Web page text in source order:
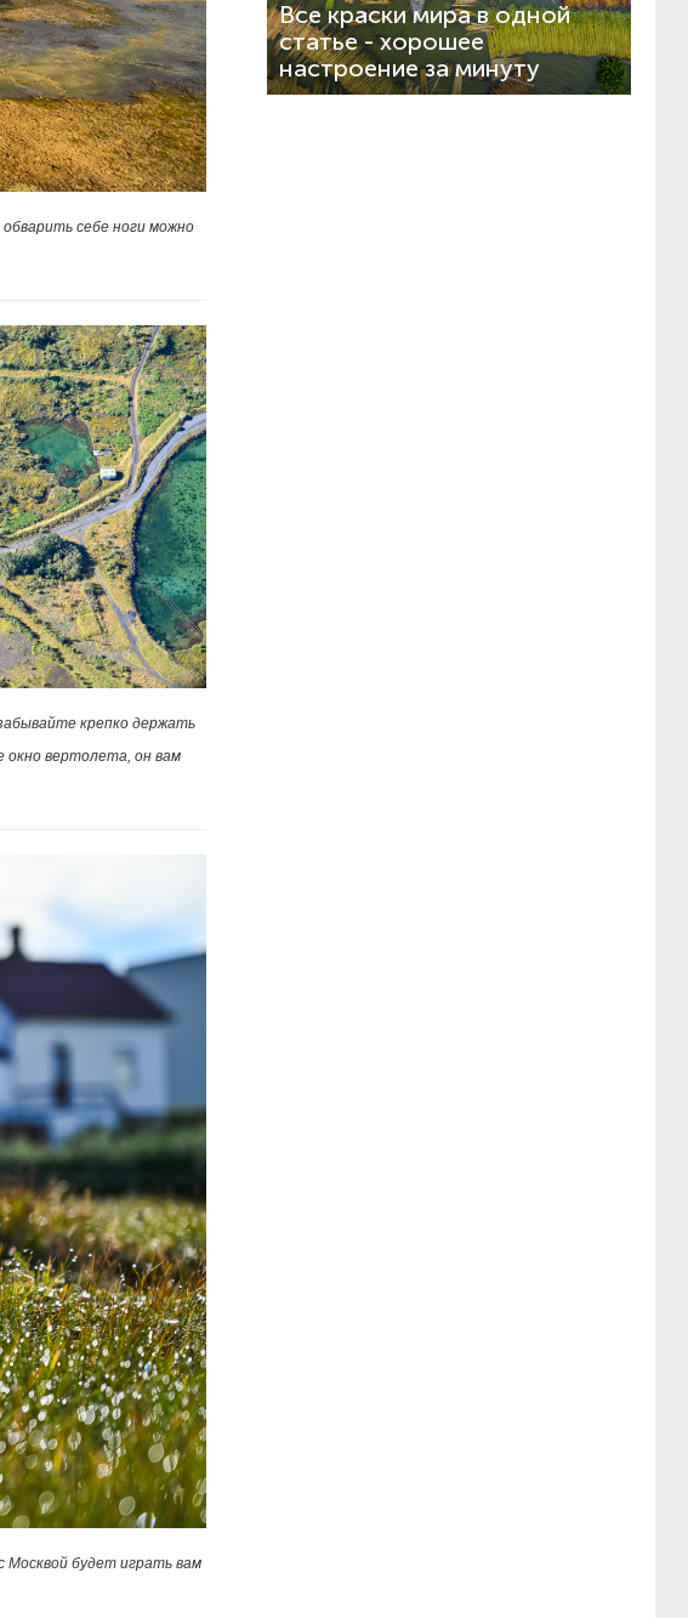
себе ноги можно
крепко держать
окно вертолета, он вам
Москвой будет играть вам
Все краски мира в одной
статье - хорошее
настроение за минуту